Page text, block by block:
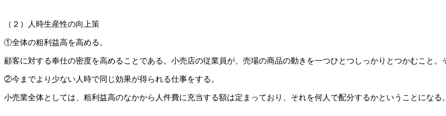
（２）人時生産性の向上策
①全体の粗利益高を高める。
顧客に対する奉仕の密度を高めることである。小売店の従業員が、売場の商品の動きを一つひとつしっかりとつかむこと
②今までより少ない人時で同じ効果が得られる仕事をする。
小売業全体としては、粗利益高のなかから人件費に充当する額は定まっており、それを何人で配分するかということになる